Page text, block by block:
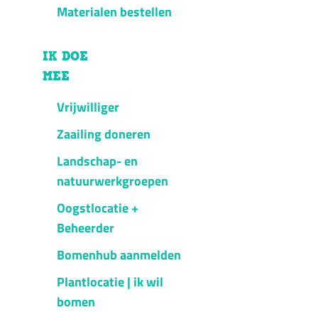
Materialen bestellen
IK DOE
MEE
Vrijwilliger
Zaailing doneren
Landschap- en
natuurwerkgroepen
Oogstlocatie +
Beheerder
Bomenhub aanmelden
Plantlocatie | ik wil
bomen